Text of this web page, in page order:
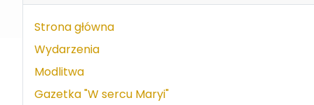
Strona główna
Wydarzenia
Modlitwa
Gazetka "W sercu Maryi"